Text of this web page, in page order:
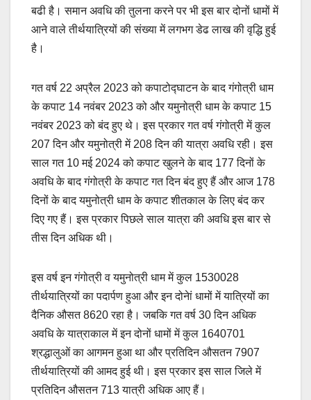
बढी है। समान अवधि की तुलना करने पर भी इस बार दोनों धामों में
आने वाले तीर्थयात्रियों की संख्या में लगभग डेढ लाख की वृद्धि हुई
है।
गत वर्ष 22 अप्रैल 2023 को कपाटोद्घाटन के बाद गंगोत्री धाम
के कपाट 14 नवंबर 2023 को और यमुनोत्री धाम के कपाट 15
नवंबर 2023 को बंद हुए थे। इस प्रकार गत वर्ष गंगोत्री में कुल
207 दिन और यमुनोत्री में 208 दिन की यात्रा अवधि रही। इस
साल गत 10 मई 2024 को कपाट खुलने के बाद 177 दिनों के
अवधि के बाद गंगोत्री के कपाट गत दिन बंद हुए हैं और आज 178
दिनों के बाद यमुनोत्री धाम के कपाट शीतकाल के लिए बंद कर
दिए गए हैं। इस प्रकार पिछले साल यात्रा की अवधि इस बार से
तीस दिन अधिक थी।
इस वर्ष इन गंगोत्री व यमुनोत्री धाम में कुल 1530028
तीर्थयात्रियों का पदार्पण हुआ और इन दोनेां धामों में यात्रियों का
दैनिक औसत 8620 रहा है। जबकि गत वर्ष 30 दिन अधिक
अवधि के यात्राकाल में इन दोनों धामों में कुल 1640701
श्रद्धालुओं का आगमन हुआ था और प्रतिदिन औसतन 7907
तीर्थयात्रियों की आमद हुई थी। इस प्रकार इस साल जिले में
प्रतिदिन औसतन 713 यात्री अधिक आए हैं।